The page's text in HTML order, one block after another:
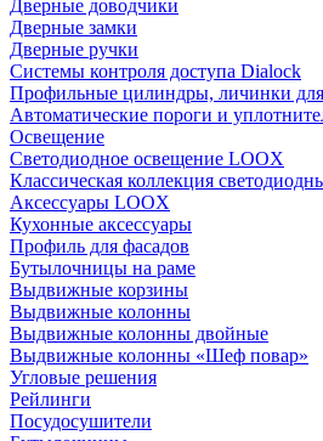
Дверные доводчики
Дверные замки
Дверные ручки
Системы контроля доступа Dialock
Профильные цилиндры, личинки для
Автоматические пороги и
Освещение
Светодиодное освещение LOOX
Классическая коллекция
Аксессуары LOOX
Кухонные аксессуары
Профиль для фасадов
Бутылочницы на раме
Выдвижные корзины
Выдвижные колонны
Выдвижные колонны двойные
Bыдвижные колонны «Шеф повар»
Угловые решения
Рейлинги
Посудосушители